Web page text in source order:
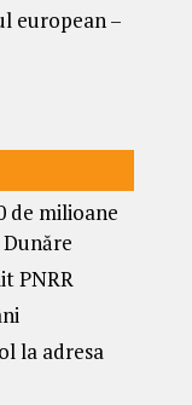
european –
de milioane
PNRR
la adresa